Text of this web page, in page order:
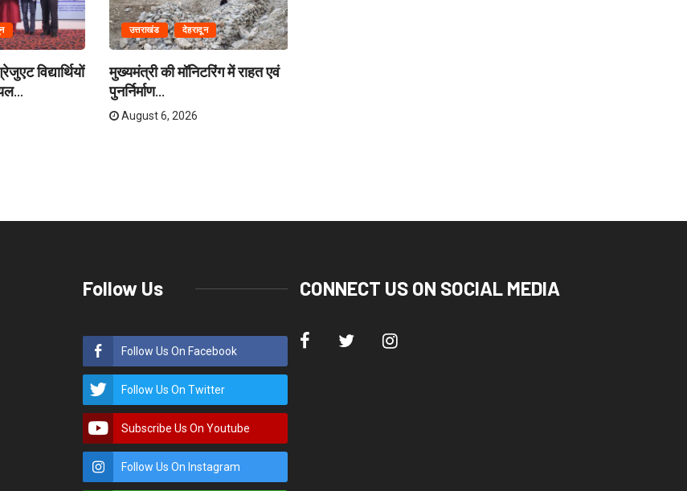
विद्यार्थियों
उत्तराखंड देहरादून
मुख्यमंत्री की मॉनिटरिंग में राहत एवं
पुनर्निर्माण...
August 6, 2026
Follow Us
Follow Us On Facebook
Follow Us On Twitter
Subscribe Us On Youtube
Follow Us On Instagram
CONNECT US ON SOCIAL MEDIA